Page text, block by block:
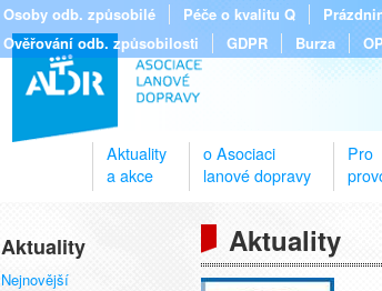
Osoby odb. způsobilé Péče o kvalitu Q
Ověřování odb. způsobilosti
GDPR Burza
Aktuality
a akce
o Asociaci
lanové dopravy
Pro
Aktuality
Nejnovější
Aktuality